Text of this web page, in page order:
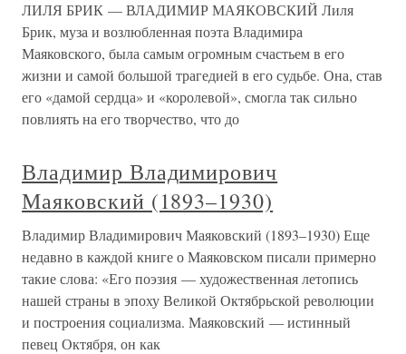
ЛИЛЯ БРИК — ВЛАДИМИР МАЯКОВСКИЙ Лиля
Брик, муза и возлюбленная поэта Владимира
Маяковского, была самым огромным счастьем в его
жизни и самой большой трагедией в его судьбе. Она, став
его «дамой сердца» и «королевой», смогла так сильно
повлиять на его творчество, что до
Владимир Владимирович
Маяковский (1893–1930)
Владимир Владимирович Маяковский (1893–1930) Еще
недавно в каждой книге о Маяковском писали примерно
такие слова: «Его поэзия — художественная летопись
нашей страны в эпоху Великой Октябрьской революции
и построения социализма. Маяковский — истинный
певец Октября, он как